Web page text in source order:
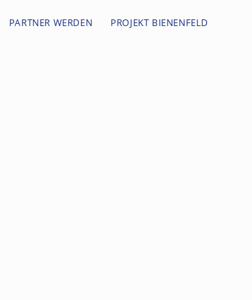
PARTNER WERDEN PROJEKT BIENENFELD